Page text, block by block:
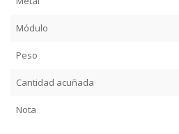
Módulo
Peso
Cantidad acuñada
Nota